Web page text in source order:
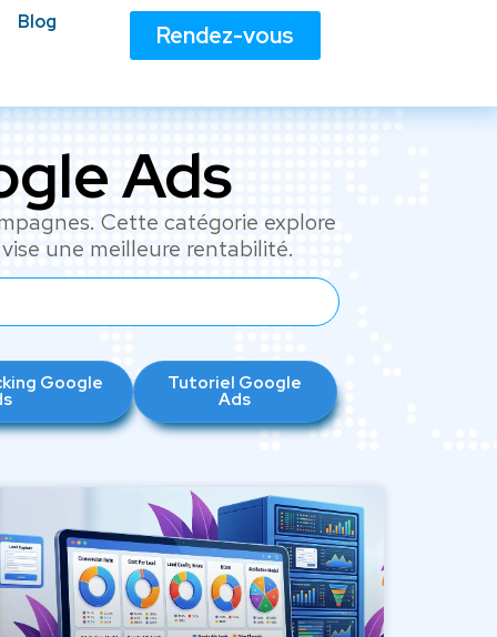
Blog Rendez-vous
Ads
Cette catégorie explore
une meilleure rentabilité.
Google Tutoriel Google
Ads